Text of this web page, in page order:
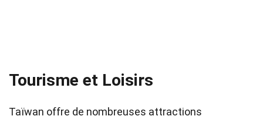
Tourisme et Loisirs
Taïwan offre de nombreuses attractions